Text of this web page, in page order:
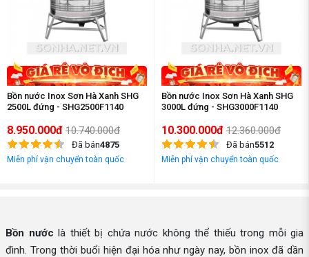
Bồn nước Inox Sơn Hà Xanh SHG
2500L đứng - SHG2500F1140
8.950.000đ 10.740.000đ
Đã bán4875
Miễn phí vận chuyển toàn quốc
Bồn nước Inox Sơn Hà Xanh SHG
3000L đứng - SHG3000F1140
10.300.000đ 12.360.000đ
Đã bán5512
Miễn phí vận chuyển toàn quốc
Bồn nước là thiết bị chứa nước không thể thiếu trong mỗi gia
đình. Trong thời buổi hiện đại hóa như ngày nay, bồn inox đã dần